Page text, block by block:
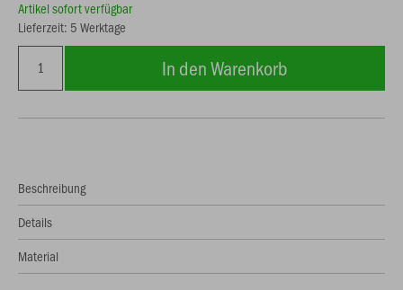
Artikel sofort verfügbar
Lieferzeit: 5 Werktage
In den Warenkorb
Beschreibung
Details
Material